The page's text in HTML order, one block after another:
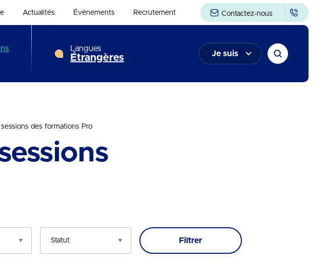
Actualités Événements Recrutement Contactez-nous
Langues
Étrangères Je suis
des formations Pro
Affiner par Affiner par Filtrer